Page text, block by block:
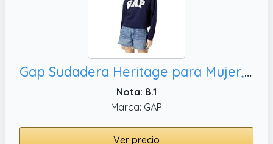
Gap Sudadera Heritage para Mujer, S
Nota: 8.1
Marca: GAP
Ver precio